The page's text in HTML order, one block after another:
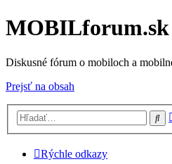
MOBILforum.sk
Diskusné fórum o mobiloch a
Prejsť na obsah
Rýchle odkazy